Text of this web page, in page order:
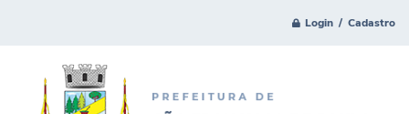
Login / Cadastro